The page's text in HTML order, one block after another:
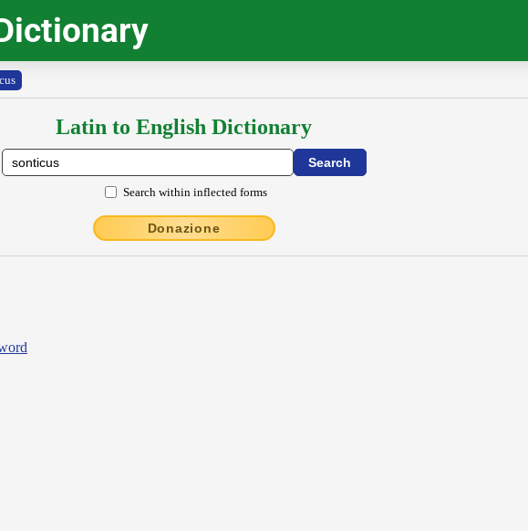
Latin to English Dictionary
Search within inflected forms
Donazione